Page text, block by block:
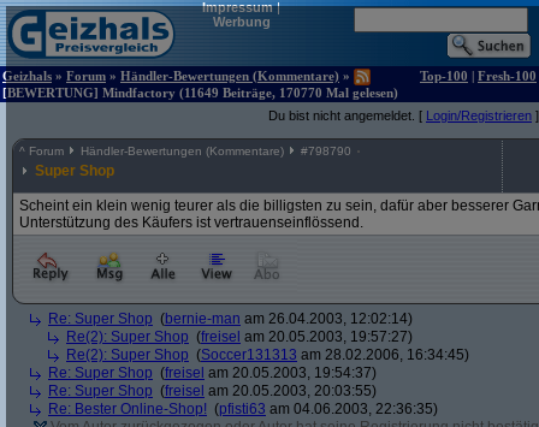
Impressum|
Werbung
Geizhals » Forum » Händler-Bewertungen (Kommentare) »
[BEWERTUNG] Mindfactory (11649 Beiträge, 170770 Mal gelesen)
Top-100 | Fresh-100
Du bist nicht angemeldet. [ Login/Registrieren ]
^ Forum Händler-Bewertungen (Kommentare) #798790
Super Shop
Scheint ein klein wenig teurer als die billigsten zu sein, dafür aber besserer
Unterstützung des Käufers ist vertrauenseinflössend.
Re: Super Shop (bernie-man am 26.04.2003, 12:02:14)
Re(2): Super Shop (freisel am 20.05.2003, 19:57:27)
Re(2): Super Shop (Soccer131313 am 28.02.2006, 16:34:45)
Re: Super Shop (freisel am 20.05.2003, 19:54:37)
Re: Super Shop (freisel am 20.05.2003, 20:03:55)
Re: Bester Online-Shop! (pfisti63 am 04.06.2003, 22:36:35)